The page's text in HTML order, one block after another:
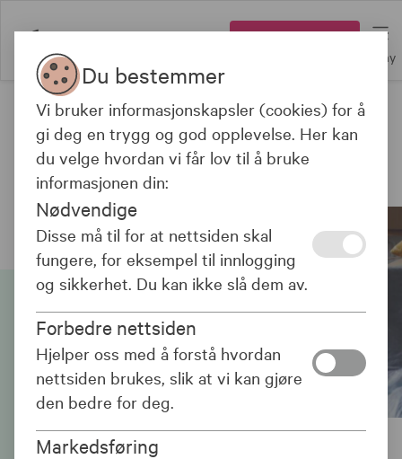
Meny
NSF-medlem?NFSs innboforsikring kjøper du her
Forsikring
Du bestemmer
Vi bruker informasjonskapsler (cookies) for å
gi deg en trygg og god opplevelse. Her kan
du velge hvordan vi får lov til å bruke
informasjonen din:
Nødvendige
Disse må til for at nettsiden skal
fungere, for eksempel til innlogging
og sikkerhet. Du kan ikke slå dem av.
Forbedre nettsiden
Hjelper oss med å forstå hvordan
nettsiden brukes, slik at vi kan gjøre
den bedre for deg.
Markedsføring